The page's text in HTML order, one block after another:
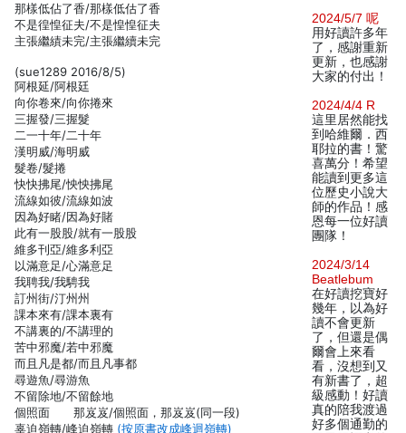
那樣低佔了香/那樣低估了香
不是徨惶征夫/不是惶惶征夫
主張繼績未完/主張繼續未完
(sue1289 2016/8/5)
阿根延/阿根廷
向你卷來/向你捲來
三握發/三握髮
二一十年/二十年
漢明威/海明威
髮卷/髮捲
快快拂尾/怏怏拂尾
流線如彼/流線如波
因為好睹/因為好賭
此有一股股/就有一股股
維多刊亞/維多利亞
以滿意足/心滿意足
我聘我/我騁我
訂州街/汀州州
課本來有/課本裏有
不講裏的/不講理的
苦中邪魔/若中邪魔
而且凡是都/而且凡事都
尋遊魚/尋游魚
不留除地/不留餘地
個照面 那岌岌/個照面，那岌岌(同一段)
辜迫嶺轉/峰迫嶺轉 (按原書改成峰迴嶺轉)
2024/5/7 呢
用好讀許多年
了，感謝重新
更新，也感謝
大家的付出！
2024/4/4 R
這里居然能找
到哈維爾．西
耶拉的書！驚
喜萬分！希望
能讀到更多這
位歷史小說大
師的作品！感
恩每一位好讀
團隊！
2024/3/14
Beatlebum
在好讀挖寶好
幾年，以為好
讀不會更新
了，但還是偶
爾會上來看
看，沒想到又
有新書了，超
級感動！好讀
真的陪我渡過
好多個通勤的